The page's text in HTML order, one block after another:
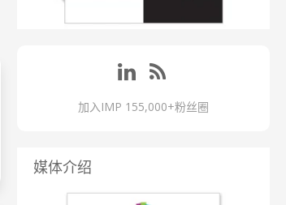
加入IMP 155,000+粉丝圈
媒体介绍